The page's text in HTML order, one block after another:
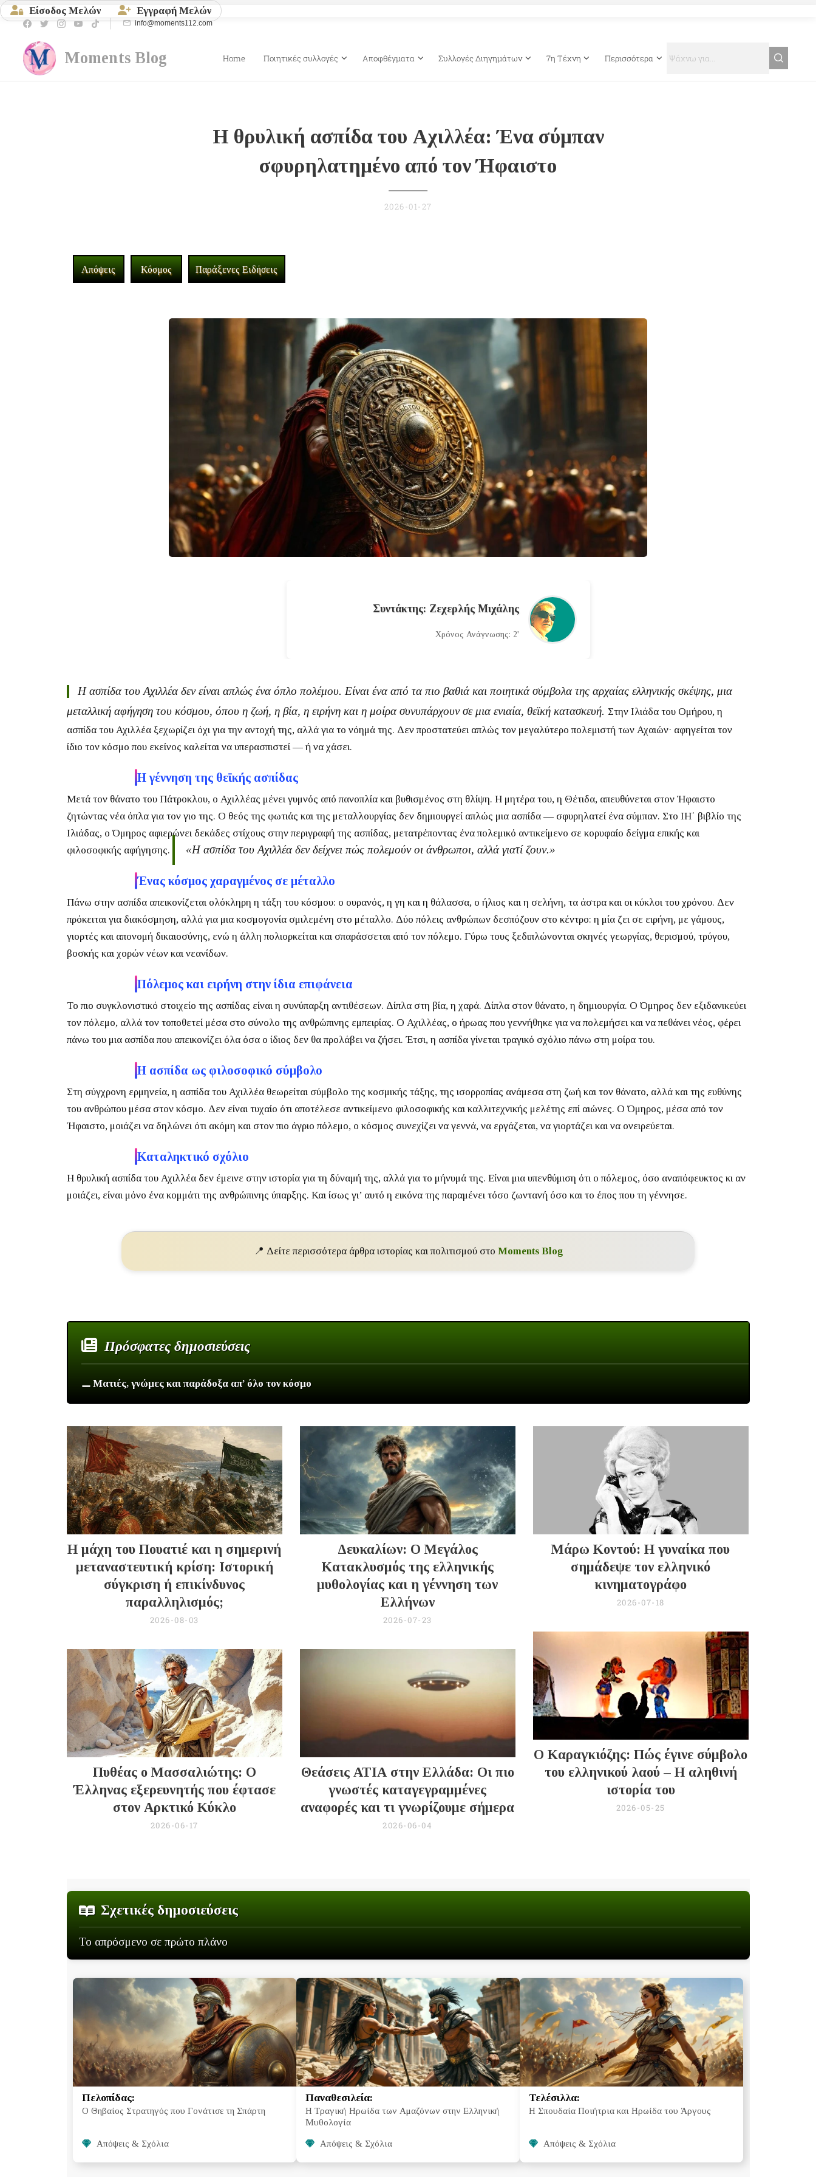
Είσοδος Μελών Εγγραφή Μελών
info@moments112.com
Moments Blog Home Ποιητικές συλλογές Αποφθέγματα Συλλογές Διηγημάτων 7η Τέχνη Περισσότερα
Η θρυλική ασπίδα του Αχιλλέα: Ένα σύμπαν
σφυρηλατημένο από τον Ήφαιστο
2026-01-27
Απόψεις Κόσμος Παράξενες Ειδήσεις
Συντάκτης: Ζεχερλής Μιχάλης
Χρόνος Ανάγνωσης: 2'
Η ασπίδα του Αχιλλέα δεν είναι απλώς ένα όπλο πολέμου. Είναι ένα από τα πιο βαθιά και ποιητικά σύμβολα της αρχαίας ελληνικής σκέψης, μια
μεταλλική αφήγηση του κόσμου, όπου η ζωή, η βία, η ειρήνη και η μοίρα συνυπάρχουν σε μια ενιαία, θεϊκή κατασκευή. Στην Ιλιάδατου Ομήρου, η
ασπίδα του Αχιλλέα ξεχωρίζει όχι για την αντοχή της, αλλά για το νόημά της. Δεν προστατεύει απλώς τον μεγαλύτερο πολεμιστή των Αχαιών· αφηγείται τον
ίδιο τον κόσμο που εκείνος καλείται να υπερασπιστεί — ή να χάσει.
Η γέννηση της θεϊκής ασπίδας
Μετά τον θάνατο του Πάτροκλου, ο Αχιλλέας μένει γυμνός από πανοπλία και βυθισμένος στη θλίψη. Η μητέρα του, η Θέτιδα, απευθύνεται στον Ήφαιστο
ζητώντας νέα όπλα για τον γιο της. Ο θεός της φωτιάς και της μεταλλουργίας δεν δημιουργεί απλώς μια ασπίδα — σφυρηλατεί ένα σύμπαν. Στο ΙΗ΄ βιβλίο της
Ιλιάδας, ο Όμηρος αφιερώνει δεκάδες στίχους στην περιγραφή της ασπίδας, μετατρέποντας ένα πολεμικό αντικείμενο σε κορυφαίο δείγμα επικής και
φιλοσοφικής αφήγησης.
«Η ασπίδα του Αχιλλέα δεν δείχνει πώς πολεμούν οι άνθρωποι, αλλά γιατί ζουν.»
Ένας κόσμος χαραγμένος σε μέταλλο
Πάνω στην ασπίδα απεικονίζεται ολόκληρη η τάξη του κόσμου: ο ουρανός, η γη και η θάλασσα, ο ήλιος και η σελήνη, τα άστρα και οι κύκλοι του χρόνου. Δεν
πρόκειται για διακόσμηση, αλλά για μια κοσμογονία σμιλεμένη στο μέταλλο. Δύο πόλεις ανθρώπων δεσπόζουν στο κέντρο: η μία ζει σε ειρήνη, με γάμους,
γιορτές και απονομή δικαιοσύνης, ενώ η άλλη πολιορκείται και σπαράσσεται από τον πόλεμο. Γύρω τους ξεδιπλώνονται σκηνές γεωργίας, θερισμού, τρύγου,
βοσκής και χορών νέων και νεανίδων.
Πόλεμος και ειρήνη στην ίδια επιφάνεια
Το πιο συγκλονιστικό στοιχείο της ασπίδας είναι η συνύπαρξη αντιθέσεων. Δίπλα στη βία, η χαρά. Δίπλα στον θάνατο, η δημιουργία. Ο Όμηρος δεν εξιδανικεύει
τον πόλεμο, αλλά τον τοποθετεί μέσα στο σύνολο της ανθρώπινης εμπειρίας. Ο Αχιλλέας, ο ήρωας που γεννήθηκε για να πολεμήσει και να πεθάνει νέος, φέρει
πάνω του μια ασπίδα που απεικονίζει όλα όσα ο ίδιος δεν θα προλάβει να ζήσει. Έτσι, η ασπίδα γίνεται τραγικό σχόλιο πάνω στη μοίρα του.
Η ασπίδα ως φιλοσοφικό σύμβολο
Στη σύγχρονη ερμηνεία, η ασπίδα του Αχιλλέα θεωρείται σύμβολο της κοσμικής τάξης, της ισορροπίας ανάμεσα στη ζωή και τον θάνατο, αλλά και της ευθύνης
του ανθρώπου μέσα στον κόσμο. Δεν είναι τυχαίο ότι αποτέλεσε αντικείμενο φιλοσοφικής και καλλιτεχνικής μελέτης επί αιώνες. Ο Όμηρος, μέσα από τον
Ήφαιστο, μοιάζει να δηλώνει ότι ακόμη και στον πιο άγριο πόλεμο, ο κόσμος συνεχίζει να γεννά, να εργάζεται, να γιορτάζει και να ονειρεύεται.
Καταληκτικό σχόλιο
Η θρυλική ασπίδα του Αχιλλέα δεν έμεινε στην ιστορία για τη δύναμή της, αλλά για το μήνυμά της. Είναι μια υπενθύμιση ότι ο πόλεμος, όσο αναπόφευκτος κι αν
μοιάζει, είναι μόνο ένα κομμάτι της ανθρώπινης ύπαρξης. Και ίσως γι’ αυτό η εικόνα της παραμένει τόσο ζωντανή όσο και το έπος που τη γέννησε.
📍 Δείτε περισσότερα άρθρα ιστορίας και πολιτισμού στο Moments Blog
Πρόσφατες δημοσιεύσεις
⚊ Ματιές, γνώμες και παράδοξα απ’ όλο τον κόσμο
Η μάχη του Πουατιέ και η σημερινή
μεταναστευτική κρίση: Ιστορική
σύγκριση ή επικίνδυνος
παραλληλισμός;
2026-08-03
Δευκαλίων: Ο Μεγάλος
Κατακλυσμός της ελληνικής
μυθολογίας και η γέννηση των
Ελλήνων
2026-07-23
Μάρω Κοντού: Η γυναίκα που
σημάδεψε τον ελληνικό
κινηματογράφο
2026-07-18
Πυθέας ο Μασσαλιώτης: Ο
Έλληνας εξερευνητής που έφτασε
στον Αρκτικό Κύκλο
2026-06-17
Θεάσεις ΑΤΙΑ στην Ελλάδα: Οι πιο
γνωστές καταγεγραμμένες
αναφορές και τι γνωρίζουμε σήμερα
2026-06-04
Ο Καραγκιόζης: Πώς έγινε σύμβολο
του ελληνικού λαού – Η αληθινή
ιστορία του
2026-05-25
Σχετικές δημοσιεύσεις
Το απρόσμενο σε πρώτο πλάνο
Πελοπίδας:
Ο Θηβαίος Στρατηγός που Γονάτισε τη Σπάρτη
Απόψεις & Σχόλια
Παναθεσιλεία:
Η Τραγική Ηρωίδα των Αμαζόνων στην Ελληνική
Μυθολογία
Απόψεις & Σχόλια
Τελέσιλλα:
Η Σπουδαία Ποιήτρια και Ηρωίδα του Άργους
Απόψεις & Σχόλια